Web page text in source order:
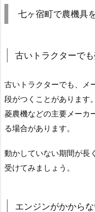
七ヶ宿町で農機具
古いトラクターで
古いトラクターでも、メ
段がつくことがあります
菱農機などの主要メーカ
る場合があります。
動かしていない期間が長
受けてみましょう。
エンジンがかから